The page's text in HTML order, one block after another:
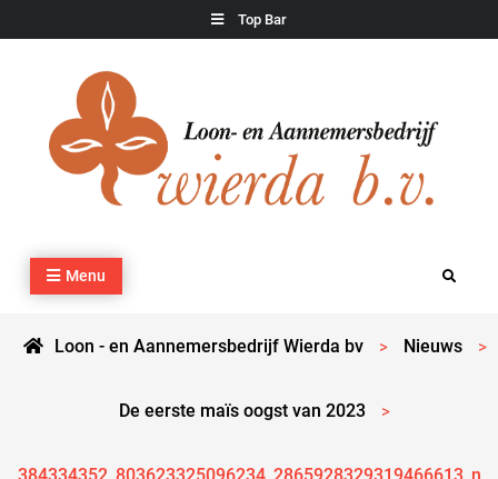
to
Top Bar
Loon – en Aannemersbedrijf Wierda bv
Kraan- en machineverhuur, agrarisch werk, grondverzet,
cultuurtechnisch werk en transport
Menu Search
Loon - en Aannemersbedrijf Wierda bv > Nieuws >
De eerste maïs oogst van 2023 >
384334352_803623325096234_2865928329319466613_n